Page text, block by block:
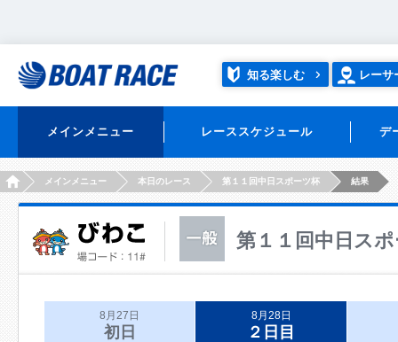
知る楽しむ レーサ
メインメニュー レーススケジュール デ
HOMEメインメニュー 本日のレース 第１１回中日スポーツ杯 結果
第１１回中日ス
8月27日
初日
8月28日
２日目